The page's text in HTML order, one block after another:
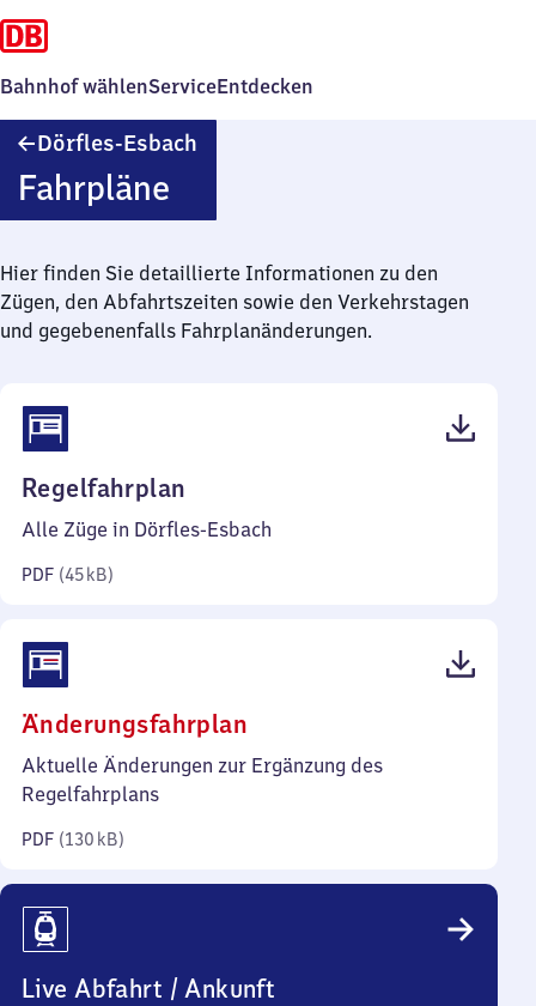
Bahnhof wählenServiceEntdecken
Dörfles-Esbach
Fahrpläne
Hier finden Sie detaillierte Informationen zu den
Zügen, den Abfahrtszeiten sowie den Verkehrstagen
und gegebenenfalls Fahrplanänderungen.
Regelfahrplan
45
Alle Züge in Dörfles-Esbach
PDF (45 kB)
Änderungsfahrplan
130
Aktuelle Änderungen zur Ergänzung des
Regelfahrplans
PDF (130 kB)
Live Abfahrt / Ankunft